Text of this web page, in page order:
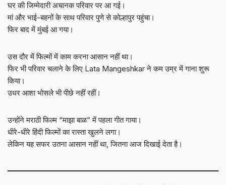
घर की जिम्मेदारी अचानक परिवार पर आ गई।
मां और भाई-बहनों के साथ परिवार पुणे से कोल्हापुर पहुंचा।
फिर बाद में मुंबई आ गया।
उस दौर में फिल्मों में काम करना आसान नहीं था।
फिर भी परिवार चलाने के लिए Lata Mangeshkar ने कम उम्र में गाना शुरू
किया।
उधर आशा भोसले भी पीछे नहीं रहीं।
उन्होंने मराठी फिल्म “माझा बाळ” में पहला गीत गाया।
धीरे-धीरे हिंदी फिल्मों का रास्ता खुलने लगा।
लेकिन यह सफर उतना आसान नहीं था, जितना आज दिखाई देता है।